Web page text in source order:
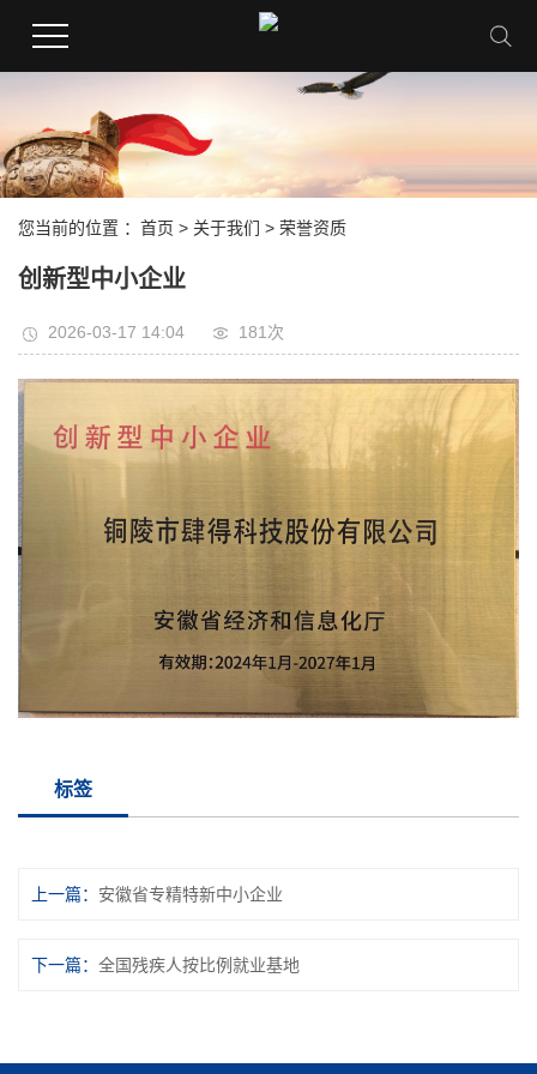
您当前的位置 ： 首页 > 关于我们 > 荣誉资质
创新型中小企业
2026-03-17 14:04 181次
标签
上一篇 安徽省专精特新中小企业
下一篇 全国残疾人按比例就业基地